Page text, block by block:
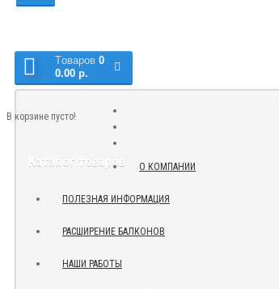
Tоваров 0
0.00 р.
В корзине пусто!
Каталог товаров О КОМПАНИИ
ПОЛЕЗНАЯ ИНФОРМАЦИЯ
РАСШИРЕНИЕ БАЛКОНОВ
НАШИ РАБОТЫ